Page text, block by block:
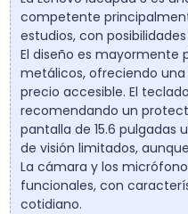
competente
estudios, con
El diseño es mayormente
metálicos, ofreciendo
precio accesible. El
recomendando un
pantalla de 15.6 pulgadas
de visión limitados,
La cámara y los
funcionales, con
cotidiano.